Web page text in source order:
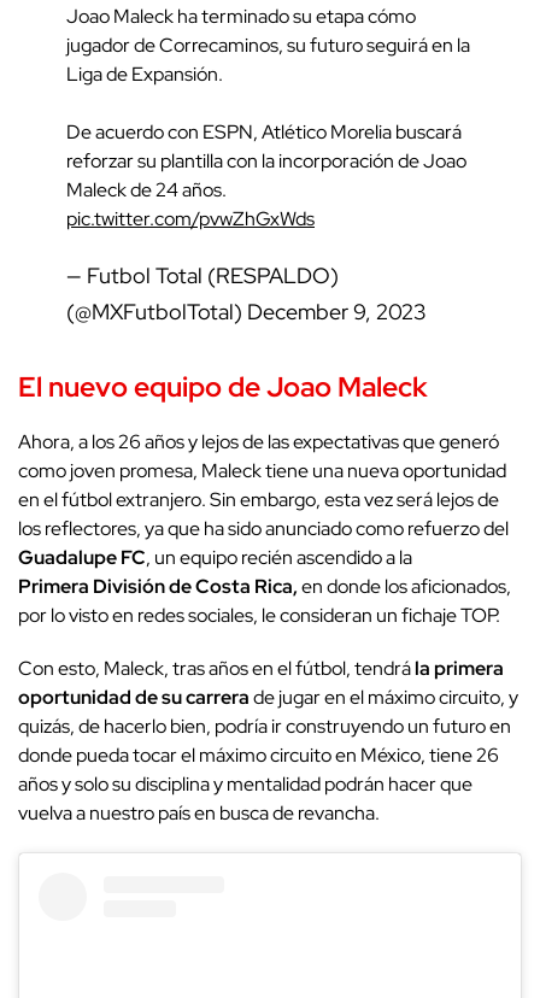
Joao Maleck ha terminado su etapa cómo
jugador de Correcaminos, su futuro seguirá en la
Liga de Expansión.
De acuerdo con ESPN, Atlético Morelia buscará
reforzar su plantilla con la incorporación de Joao
Maleck de 24 años.
pic.twitter.com/pvwZhGxWds
— Futbol Total (RESPALDO)
(@MXFutbolTotal) December 9, 2023
El nuevo equipo de Joao Maleck
Ahora, a los 26 años y lejos de las expectativas que generó
como joven promesa, Maleck tiene una nueva oportunidad
en el fútbol extranjero. Sin embargo, esta vez será lejos de
los reflectores, ya que ha sido anunciado como refuerzo del
Guadalupe FC, un equipo recién ascendido a la
Primera División de Costa Rica,en donde los aficionados,
por lo visto en redes sociales, le consideran un fichaje TOP.
Con esto, Maleck, tras años en el fútbol, tendrála primera
oportunidad de su carrerade jugar en el máximo circuito, y
quizás, de hacerlo bien, podría ir construyendo un futuro en
donde pueda tocar el máximo circuito en México, tiene 26
años y solo su disciplina y mentalidad podrán hacer que
vuelva a nuestro país en busca de revancha.